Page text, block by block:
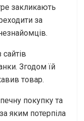
закликають
за
Згодом їй
товар.
покупку та
яким потерпіла